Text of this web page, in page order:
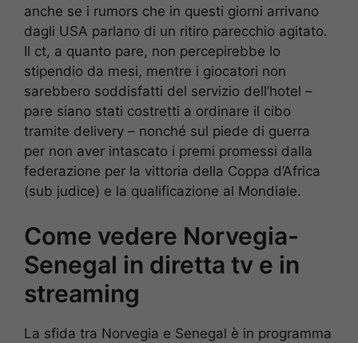
anche se i rumors che in questi giorni arrivano
dagli USA parlano di un ritiro parecchio agitato.
Il ct, a quanto pare, non percepirebbe lo
stipendio da mesi, mentre i giocatori non
sarebbero soddisfatti del servizio dell’hotel –
pare siano stati costretti a ordinare il cibo
tramite delivery – nonché sul piede di guerra
per non aver intascato i premi promessi dalla
federazione per la vittoria della Coppa d’Africa
(sub judice) e la qualificazione al Mondiale.
Come vedere Norvegia-
Senegal in diretta tv e in
streaming
La sfida tra Norvegia e Senegal è in programma